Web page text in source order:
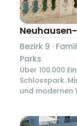
Bezirk 9 ·
Parks
Über 100.000
Schlosspark.
und modernen